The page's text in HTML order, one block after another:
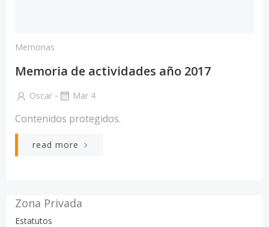
Memorias
Memoria de actividades año 2017
Oscar - Mar 4
Contenidos protegidos.
read more
Zona Privada
Estatutos